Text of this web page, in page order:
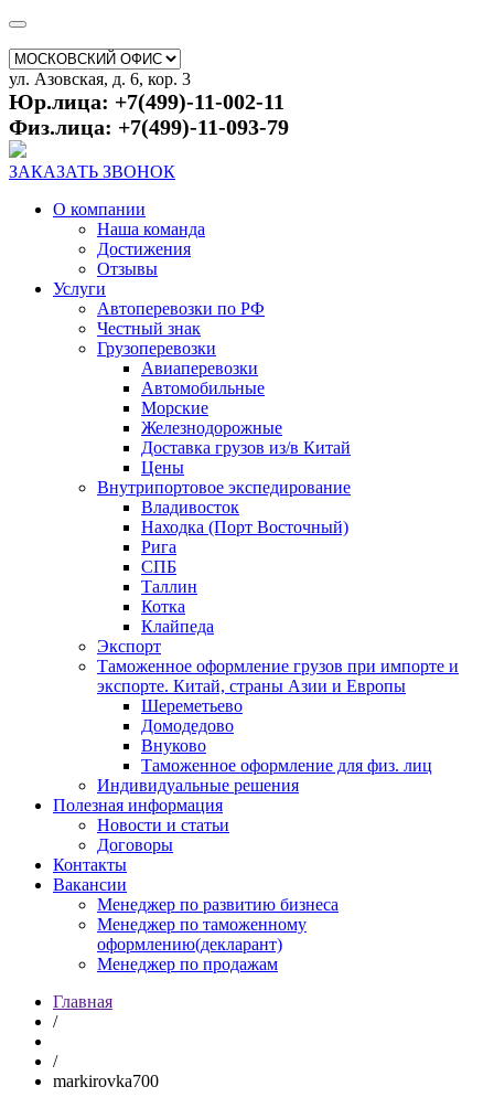
ул. Азовская, д. 6, кор. 3
Юр.лица: +7(499)-11-002-11
Физ.лица: +7(499)-11-093-79
ЗАКАЗАТЬ ЗВОНОК
О компании
Наша команда
Достижения
Отзывы
Услуги
Автоперевозки по РФ
Честный знак
Грузоперевозки
Авиаперевозки
Автомобильные
Морские
Железнодорожные
Доставка грузов из/в Китай
Цены
Внутрипортовое экспедирование
Владивосток
Находка (Порт Восточный)
Рига
СПБ
Таллин
Котка
Клайпеда
Экспорт
Таможенное оформление грузов при импорте и
экспорте. Китай, страны Азии и Европы
Шереметьево
Домодедово
Внуково
Таможенное оформление для физ. лиц
Индивидуальные решения
Полезная информация
Новости и статьи
Договоры
Контакты
Вакансии
Менеджер по развитию бизнеса
Менеджер по таможенному
оформлению(декларант)
Менеджер по продажам
Главная
/
/
markirovka700